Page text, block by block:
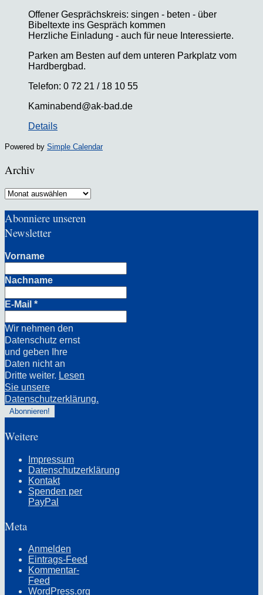
Offener Gesprächskreis: singen - beten - über
Bibeltexte ins Gespräch kommen
Herzliche Einladung - auch für neue Interessierte.
Parken am Besten auf dem unteren Parkplatz vom
Hardbergbad.
Telefon: 0 72 21 / 18 10 55
Kaminabend@ak-bad.de
Details
Powered by Simple Calendar
Archiv
Archiv
Abonniere unseren
Newsletter
Vorname
Nachname
E-Mail *
Wir nehmen den
Datenschutz ernst
und geben Ihre
Daten nicht an
Dritte weiter. Lesen
Sie unsere
Datenschutzerklärung.
Weitere
Impressum
Datenschutzerklärung
Kontakt
Spenden per
PayPal
Meta
Anmelden
Eintrags-Feed
Kommentar-
Feed
WordPress.org